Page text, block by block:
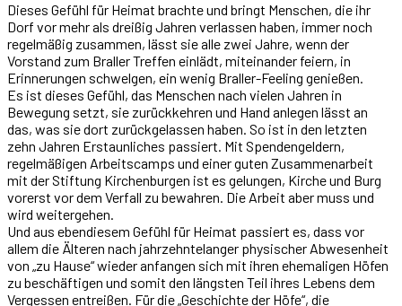
Dieses Gefühl für Heimat brachte und bringt Menschen, die ihr
Dorf vor mehr als dreißig Jahren verlassen haben, immer noch
regelmäßig zusammen, lässt sie alle zwei Jahre, wenn der
Vorstand zum Braller Treffen einlädt, miteinander feiern, in
Erinnerungen schwelgen, ein wenig Braller-Feeling genießen.
Es ist dieses Gefühl, das Menschen nach vielen Jahren in
Bewegung setzt, sie zurückkehren und Hand anlegen lässt an
das, was sie dort zurückgelassen haben. So ist in den letzten
zehn Jahren Erstaunliches passiert. Mit Spendengeldern,
regelmäßigen Arbeitscamps und einer guten Zusammenarbeit
mit der Stiftung Kirchenburgen ist es gelungen, Kirche und Burg
vorerst vor dem Verfall zu bewahren. Die Arbeit aber muss und
wird weitergehen.
Und aus ebendiesem Gefühl für Heimat passiert es, dass vor
allem die Älteren nach jahrzehntelanger physischer Abwesenheit
von „zu Hause“ wieder anfangen sich mit ihren ehemaligen Höfen
zu beschäftigen und somit den längsten Teil ihres Lebens dem
Vergessen entreißen. Für die „Geschichte der Höfe“, die